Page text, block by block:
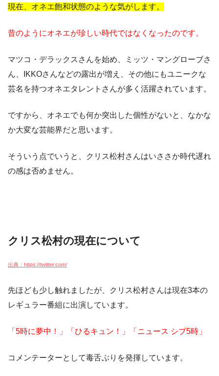
現在、オネエ飽和状態のような気がします。
昔のようにオネエが珍しい時代ではなくなったのです。
マツコ・デラックスさんを始め、ミッツ・マングローブさ
ん、IKKOさんなどの露出が増え、その他にもユニークな
芸名を持つオネエタレントさんが多く活躍されています。
ですから、オネエでも何か突出した個性がないと、なかな
か大変な芸能界だと思います。
そういう点でいうと、クリス松村さんはいささか時代遅れ
の感は否めません。
クリス松村の現在について
出典：https://twitter.com/
先ほども少し触れましたが、クリス松村さんは現在3本の
レギュラー番組に出演しています。
「5時に夢中！」「ひるキュン！」「ニュース シブ5時」
コメンテーターとして毒舌ぶりを発揮しています。